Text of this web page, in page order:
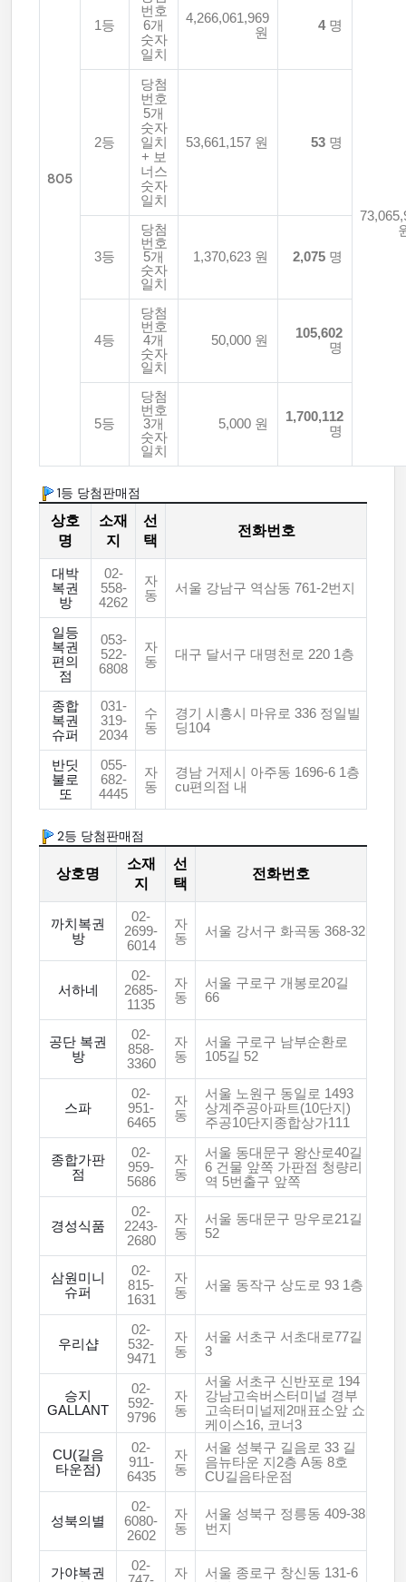
805
1등
번호
6개
숫자
일치
4,266,061,969
원
4명
2등
당첨
번호
5개
숫자
일치
+ 보
너스
숫자
일치
53,661,157 원 53 명
3등
당첨
번호
5개
숫자
일치
1,370,623 원 2,075 명
4등
당첨
번호
4개
숫자
일치
50,000 원
105,602
명
5등
당첨
번호
3개
숫자
일치
5,000 원
1,700,112
명
1등 당첨판매점
상호
명
소재
지
선
택
전화번호
대박
복권
방
02-
558-
4262
자
동
서울 강남구 역삼동 761-2번지
일등
복권
편의
점
053-
522-
6808
자
동
대구 달서구 대명천로 220 1층
종합
복권
슈퍼
031-
319-
2034
수
동
경기 시흥시 마유로 336 정일빌
딩104
반딧
불로
또
055-
682-
4445
자
동
경남 거제시 아주동 1696-6 1층
cu편의점 내
2등 당첨판매점
상호명
소재
지
선
택
전화번호
까치복권
방
02-
2699-
6014
자
동
서울 강서구 화곡동 368-32
서하네
02-
2685-
1135
자
동
서울 구로구 개봉로20길
66
공단 복권
방
02-
858-
3360
자
동
서울 구로구 남부순환로
105길 52
스파
02-
951-
6465
자
동
서울 노원구 동일로 1493
상계주공아파트(10단지)
주공10단지종합상가111
종합가판
점
02-
959-
5686
자
동
서울 동대문구 왕산로40길
6 건물 앞쪽 가판점 청량리
역 5번출구 앞쪽
경성식품
02-
2243-
2680
자
동
서울 동대문구 망우로21길
52
삼원미니
슈퍼
02-
815-
1631
자
동
서울 동작구 상도로 93 1층
우리샵
02-
532-
9471
자
동
서울 서초구 서초대로77길
3
승지
GALLANT
02-
592-
9796
자
동
서울 서초구 신반포로 194
강남고속버스터미널 경부
고속터미널제2매표소앞 쇼
케이스16, 코너3
CU(길음
타운점)
02-
911-
6435
자
동
서울 성북구 길음로 33 길
음뉴타운 지2층 A동 8호
CU길음타운점
성북의별
02-
6080-
2602
자
동
서울 성북구 정릉동 409-38
번지
가야복권
02-
자
서울 종로구 창신동 131-6